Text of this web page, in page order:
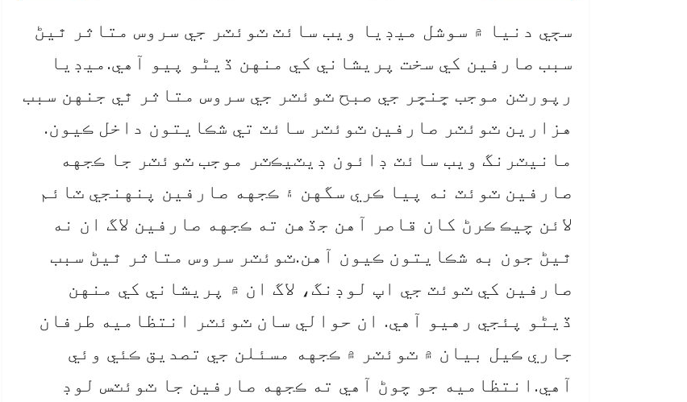
سڄي دنيا ۾ سوشل ميڊيا ويب سائٽ ٽوئٽر جي سروس متاثر ٿيڻ
سبب صارفين کي سخت پريشاني کي منهن ڏيڻو پيو آهي.ميڊيا
رپورٽن موجب ڇنڇر جي صبح ٽوئٽر جي سروس متاثر ٿي جنهن سبب
هزارين ٽوئٽر صارفين ٽوئٽر سائٽ تي شڪايتون داخل ڪيون.
مانيٽرنگ ويب سائٽ ڊائون ڊيٽيڪٽر موجب ٽوئٽر جا ڪجهه
صارفين ٽوئٽ نه پيا ڪري سگهن ۽ ڪجهه صارفين پنهنجي ٽائم
لائن چيڪ ڪرڻ کان قاصر آهن جڏهن ته ڪجهه صارفين لاگ ان نه
ٿيڻ جون به شڪايتون ڪيون آهن.ٽوئٽر سروس متاثر ٿيڻ سبب
صارفين کي ٽوئٽ جي اپ لوڊنگ، لاگ ان ۾ پريشاني کي منهن
ڏيڻو پئجي رهيو آهي. ان حوالي سان ٽوئٽر انتظاميه طرفان
جاري ڪيل بيان ۾ ٽوئٽر ۾ ڪجهه مسئلن جي تصديق ڪئي وئي
آهي.انتظاميه جو چوڻ آهي ته ڪجهه صارفين جا ٽوئٽس لوڊ